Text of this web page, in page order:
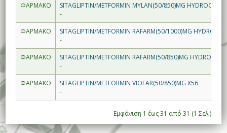
ΦΑΡΜΑΚΟ
SITAGLIPTIN/METFORMIN MYLAN(50/850)MG
-
ΦΑΡΜΑΚΟ
SITAGLIPTIN/METFORMIN RAFARM(50/1000)MG
-
ΦΑΡΜΑΚΟ
SITAGLIPTIN/METFORMIN RAFARM(50/850)MG
-
ΦΑΡΜΑΚΟ
SITAGLIPTIN/METFORMIN VIOFAR(50/850)MG X56
-
Εμφάνιση 1 έως 31 από 31 (1 Σελ.)